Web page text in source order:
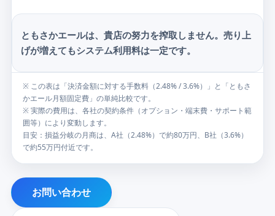
ともさかエールは、貴店の努力を搾取しません。売り上
げが増えてもシステム利用料は一定です。
※ この表は「決済金額に対する手数料（2.48% / 3.6%）」と「ともさ
かエール月額固定費」の単純比較です。
※ 実際の費用は、各社の契約条件（オプション・端末費・サポート範
囲等）により変動します。
目安：損益分岐の月商は、A社（2.48%）で約80万円、B社（3.6%）
で約55万円付近です。
お問い合わせ